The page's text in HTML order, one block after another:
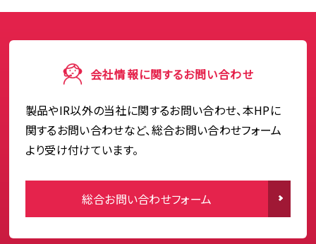
会社情報に関するお問い合わせ
製品やIR以外の当社に関するお問い合わせ、本HPに
関するお問い合わせなど、総合お問い合わせフォーム
より受け付けています。
総合お問い合わせフォーム